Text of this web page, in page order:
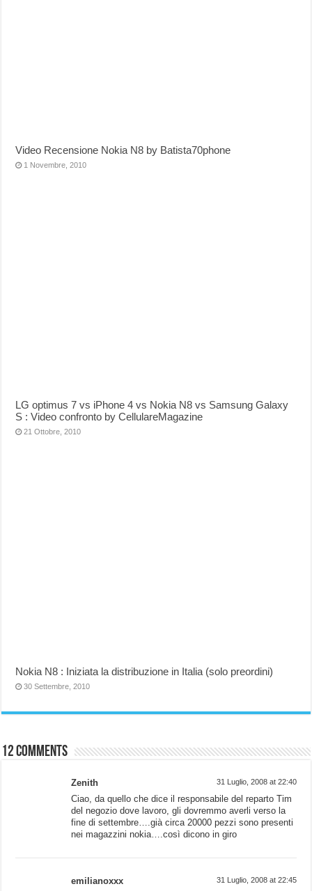
Video Recensione Nokia N8 by Batista70phone
1 Novembre, 2010
LG optimus 7 vs iPhone 4 vs Nokia N8 vs Samsung Galaxy
S : Video confronto by CellulareMagazine
21 Ottobre, 2010
Nokia N8 : Iniziata la distribuzione in Italia (solo preordini)
30 Settembre, 2010
12 comments
Zenith 31 Luglio, 2008 at 22:40
Ciao, da quello che dice il responsabile del reparto Tim
del negozio dove lavoro, gli dovremmo averli verso la
fine di settembre….già circa 20000 pezzi sono presenti
nei magazzini nokia….così dicono in giro
emilianoxxx 31 Luglio, 2008 at 22:45